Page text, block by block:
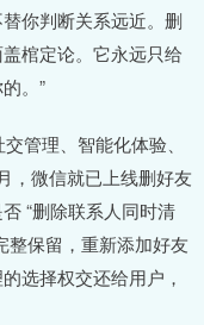
你判断关系远近。删
棺定论。它永远只给
。”
管理、智能化体验、
，微信就已上线删好友
“删除联系人同时清
整保留，重新添加好友
选择权交还给用户，